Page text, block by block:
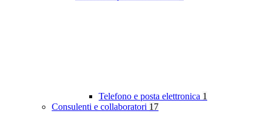
Telefono e posta elettronica 1
Consulenti e collaboratori 17